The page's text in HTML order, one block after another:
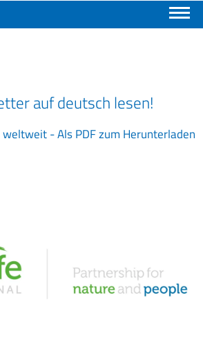
auf deutsch lesen!
- Als PDF zum Herunterladen